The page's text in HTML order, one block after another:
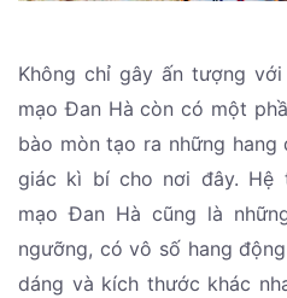
Không chỉ gây ấn tượng
mạo Đan Hà còn có một
bào mòn tạo ra những
giác kì bí cho nơi đây. Hệ
mạo Đan Hà cũng là
ngưỡng, có vô số hang
dáng và kích thước khác